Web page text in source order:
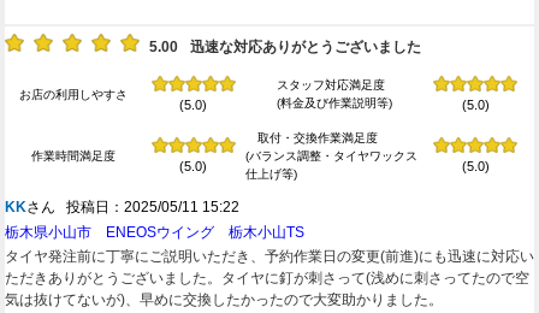
5.00 迅速な対応ありがとうございました
お店の利用しやすさ
(5.0)
スタッフ対応満足度
(料金及び作業説明等)
(5.0)
作業時間満足度
(5.0)
取付・交換作業満足度
(バランス調整・タイヤワックス
仕上げ等)
(5.0)
KKさん 投稿日：2025/05/11 15:22
栃木県小山市 ENEOSウイング 栃木小山TS
タイヤ発注前に丁寧にご説明いただき、予約作業日の変更(前進)にも迅速に対応い
ただきありがとうございました。タイヤに釘が刺さって(浅めに刺さってたので空
気は抜けてないが)、早めに交換したかったので大変助かりました。